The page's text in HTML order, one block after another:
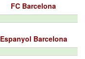
FC Barcelona
Espanyol Barcelona